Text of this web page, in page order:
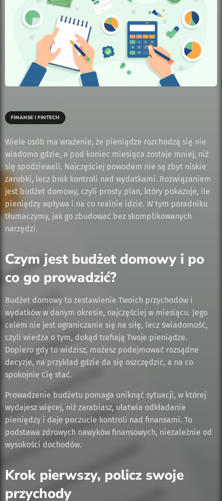
FINANSE I FINTECH
Wiele osób ma wrażenie, że pieniądze rozchodzą się nie
wiadomo gdzie, a pod koniec miesiąca zostaje mniej, niż
się spodziewali. Najczęściej powodem nie są zbyt niskie
zarobki, lecz brak kontroli nad wydatkami. Rozwiązaniem
jest budżet domowy, czyli prosty plan, który pokazuje, ile
pieniędzy wpływa i na co realnie idzie. W tym poradniku
tłumaczymy, jak go zbudować bez skomplikowanych
narzędzi.
Czym jest budżet domowy i po
co go prowadzić?
Budżet domowy to zestawienie Twoich przychodów i
wydatków w danym okresie, najczęściej w miesiącu. Jego
celem nie jest ograniczanie się na siłę, lecz świadomość,
czyli wiedza o tym, dokąd trafiają Twoje pieniądze.
Dopiero gdy to widzisz, możesz podejmować rozsądne
decyzje, na przykład gdzie da się oszczędzić, a na co
spokojnie Cię stać.
Prowadzenie budżetu pomaga uniknąć sytuacji, w której
wydajesz więcej, niż zarabiasz, ułatwia odkładanie
pieniędzy i daje poczucie kontroli nad finansami. To
podstawa zdrowych nawyków finansowych, niezależnie od
wysokości dochodów.
Krok pierwszy, policz swoje
przychody